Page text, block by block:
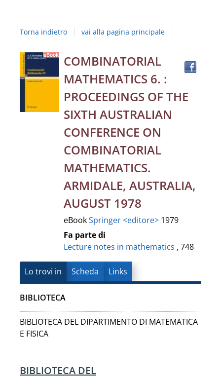
Campania
"Luigi
Vanvitelli"
Torna indietro vai alla pagina principale
Dettaglio
del
documento
COMBINATORIAL
MATHEMATICS 6. :
PROCEEDINGS OF THE
SIXTH AUSTRALIAN
CONFERENCE ON
COMBINATORIAL
MATHEMATICS.
ARMIDALE, AUSTRALIA,
AUGUST 1978
eBookSpringer <editore> 1979
Fa parte di
Lecture notes in mathematics , 748
Lo trovi in Scheda Links
BIBLIOTECA
BIBLIOTECA DEL DIPARTIMENTO DI MATEMATICA
E FISICA
BIBLIOTECA DEL